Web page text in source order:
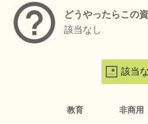
どうやったらこの
該当なし
該当
教育 非商用